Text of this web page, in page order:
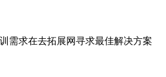
需求在去拓展网寻求最佳解决方案